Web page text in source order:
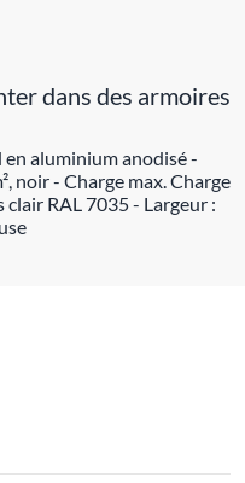
dans des armoires
aluminium anodisé -
noir - Charge max. Charge
RAL 7035 - Largeur :